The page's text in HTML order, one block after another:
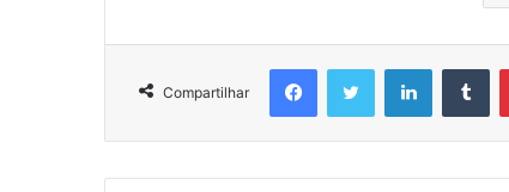
Compartilhar
Facebook
X Linkedin